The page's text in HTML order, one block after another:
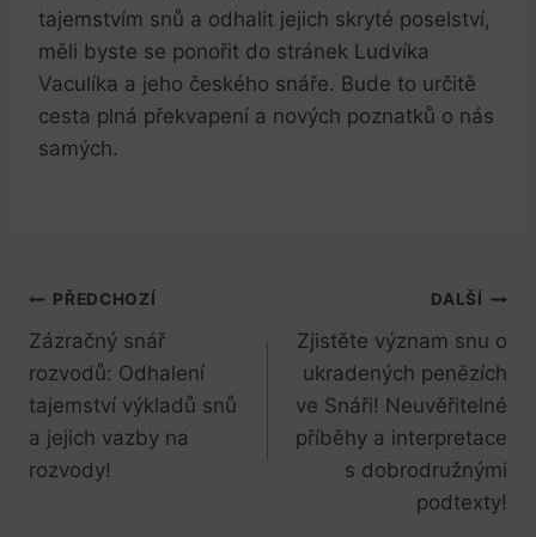
tajemstvím snů a odhalit⁤ jejich ‌skryté poselství,
měli byste se ponořit do stránek Ludvíka
Vaculíka ‍a jeho českého⁣ snáře. Bude to určitě
cesta plná překvapení​ a nových poznatků o nás
samých.
Navigace
pro
příspěvek
PŘEDCHOZÍ
Zázračný snář
rozvodů: Odhalení
tajemství výkladů snů
a jejich vazby na
rozvody!
DALŠÍ
Zjistěte význam snu o
ukradených penězích
ve Snáři! Neuvěřitelné
příběhy a interpretace
s dobrodružnými
podtexty!